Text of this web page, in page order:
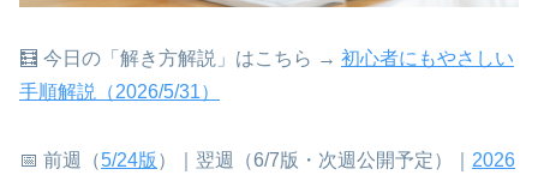
🧮 今日の「解き方解説」はこちら → 初心者にもやさしい
手順解説（2026/5/31）
📅 前週（5/24版 ）｜翌週（6/7版・次週公開予定）｜ 2026